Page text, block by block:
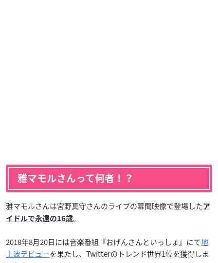
雅マモルさんって何者！？
雅マモルさんは宮野真守さんのライブの幕間映像で登場したア
イドルで永遠の16歳。
2018年8月20日には音楽番組『おげんさんといっしょ』にて地
上波デビューを果たし、Twitterのトレンド世界1位を獲得しま